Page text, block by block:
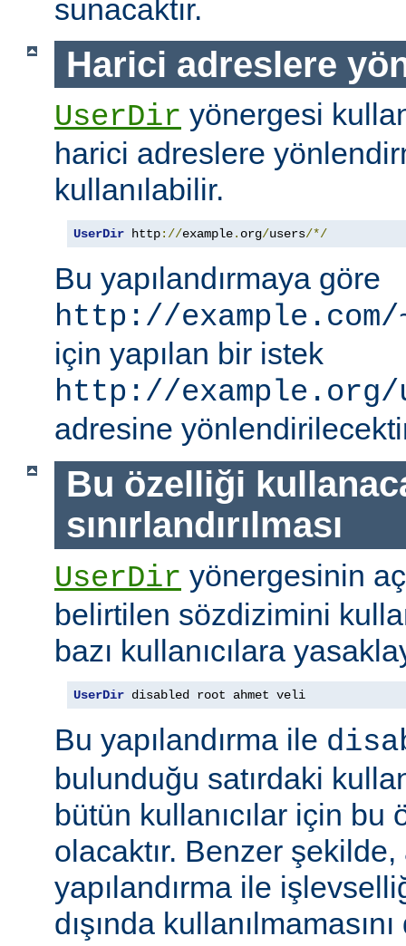
sunacaktır.
Harici adreslere
UserDir yönergesi
harici adreslere
kullanılabilir.
UserDir http://example. org/users/*/
Bu yapılandırmaya göre
http://example.com/
için yapılan bir istek
http://example.org/
adresine
Bu özelliği
sınırlandırılması
UserDir yönergesinin
belirtilen sözdizimini
bazı kullanıcılara
UserDir disabled root ahmet veli
Bu yapılandırma ile
bulunduğu satırdaki
bütün kullanıcılar için bu
olacaktır. Benzer şekilde,
yapılandırma ile
dışında